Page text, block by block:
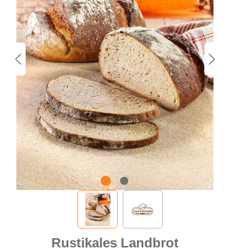
Rustikales Landbrot